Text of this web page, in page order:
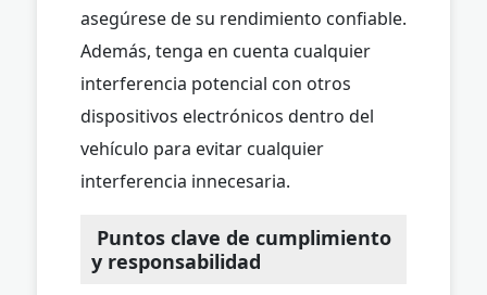
asegúrese de su rendimiento confiable.
Además, tenga en cuenta cualquier
interferencia potencial con otros
dispositivos electrónicos dentro del
vehículo para evitar cualquier
interferencia innecesaria.
Puntos clave de cumplimiento
y responsabilidad